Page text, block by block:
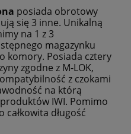
posiada obrotowy
się 3 inne. Unikalną
na 1 z 3
magazynku
komory. Posiada cztery
zgodne z M-LOK,
z czokami
na którą
IWI. Pomimo
całkowita długość